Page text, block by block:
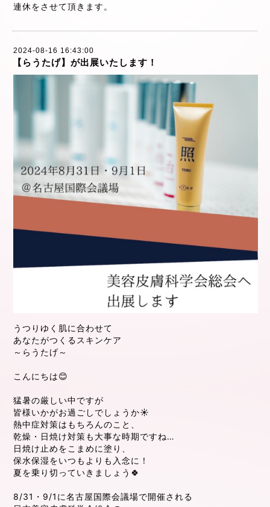
連休をさせて頂きます。
2024-08-16 16:43:00
【らうたげ】が出展いたします！
うつりゆく肌に合わせて
あなたがつくるスキンケア
～らうたげ～
こんにちは😊
猛暑の厳しい中ですが
皆様いかがお過ごしでしょうか☀
熱中症対策はもちろんのこと、
乾燥・日焼け対策も大事な時期ですね…
日焼け止めをこまめに塗り、
保水保湿をいつもよりも入念に！
夏を乗り切っていきましょう🍀
8/31・9/1に名古屋国際会議場で開催される